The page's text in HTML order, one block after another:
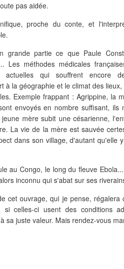
pas aidée.
proche du conte, et
grande partie ce que Paule
Les méthodes médicales
actuelles qui souffrent encore
à la géographie et le climat des
Exemple frappant : Agrippine, la
envoyés en nombre suffisant, ils
mère subit une césarienne,
La vie de la mère est sauvée
dans son village, d'autant qu'elle
au Congo, le long du fleuve
inconnu qui s'abat sur ses
cet ouvrage, qui je pense, régalera
si celles-ci usent des conditions
sa juste valeur. Mais rendez-vous